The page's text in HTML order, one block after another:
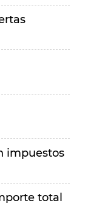
impuestos
total